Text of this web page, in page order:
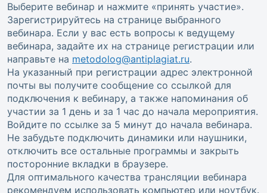
Выберите вебинар и нажмите «принять участие».
Зарегистрируйтесь на странице выбранного
вебинара. Если у вас есть вопросы к ведущему
вебинара, задайте их на странице регистрации или
направьте на metodolog@antiplagiat.ru.
На указанный при регистрации адрес электронной
почты вы получите сообщение со ссылкой для
подключения к вебинару, а также напоминания об
участии за 1 день и за 1 час до начала мероприятия.
Войдите по ссылке за 5 минут до начала вебинара.
Не забудьте подключить динамики или наушники,
отключить все остальные программы и закрыть
посторонние вкладки в браузере.
Для оптимального качества трансляции вебинара
рекомендуем использовать компьютер или ноутбук.